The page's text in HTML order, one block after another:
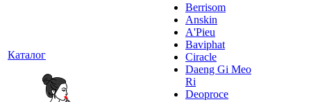
Каталог
Berrisom
Anskin
A'Pieu
Baviphat
Ciracle
Daeng Gi Meo
Ri
Deoproce